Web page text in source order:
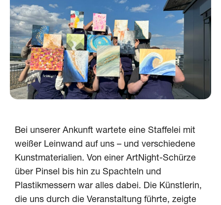
Bei unserer Ankunft wartete eine Staffelei mit
weißer Leinwand auf uns – und verschiedene
Kunstmaterialien. Von einer ArtNight-Schürze
über Pinsel bis hin zu Spachteln und
Plastikmessern war alles dabei. Die Künstlerin,
die uns durch die Veranstaltung führte, zeigte